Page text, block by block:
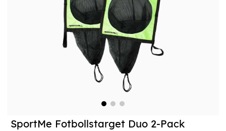
SportMe Fotbollstarget Duo 2-Pack